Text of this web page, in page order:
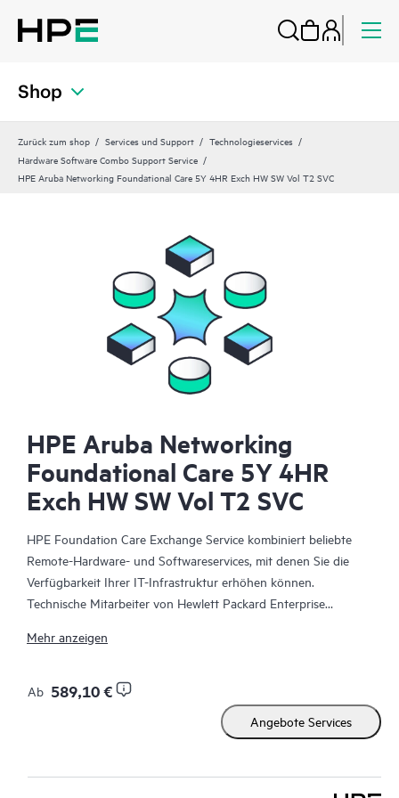
Shop
Zurück zum shop Services und Support
Technologieservices
Hardware Software Combo Support Service
HPE Aruba Networking Foundational Care 5Y 4HR Exch HW SW Vol T2 SVC
HPE Aruba Networking
Foundational Care 5Y 4HR
Exch HW SW Vol T2 SVC
HPE Foundation Care Exchange Service kombiniert beliebte
Remote-Hardware- und Softwareservices, mit denen Sie die
Verfügbarkeit Ihrer IT-Infrastruktur erhöhen können.
Technische Mitarbeiter von Hewlett Packard Enterprise
Behebung von Hardware- und Softwareproblemen zu
Mit dem Hardwareaustausch steht ein zuverlässiger und
schneller Teileaustauschservice für qualifizierte Hewlett Packard
Exchange wurde speziell für Produkte entwickelt, die sich gut
Mehr anzeigen
Ab 589,10 €
Angebote Services